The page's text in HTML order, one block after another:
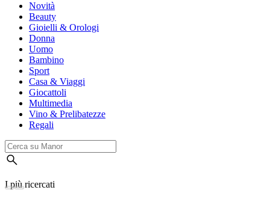
Novità
Beauty
Gioielli & Orologi
Donna
Uomo
Bambino
Sport
Casa & Viaggi
Giocattoli
Multimedia
Vino & Prelibatezze
Regali
I più ricercati